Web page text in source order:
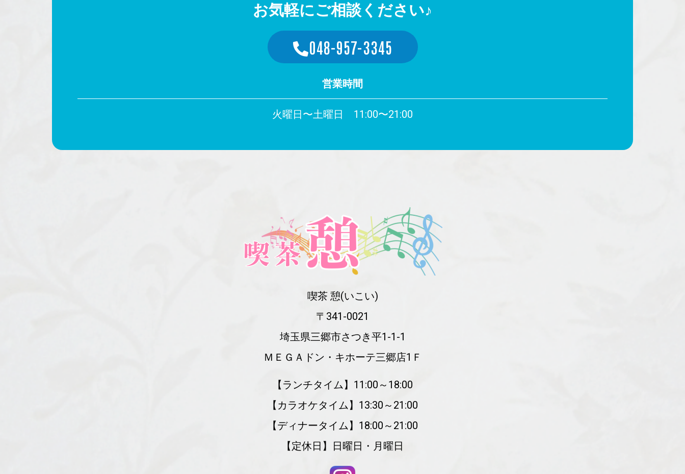
お気軽にご相談ください♪
048-957-3345
営業時間
火曜日〜土曜日 11:00〜21:00
喫茶 憩(いこい)
〒341-0021
埼玉県三郷市さつき平1-1-1
ＭＥＧＡドン・キホーテ三郷店1Ｆ
【ランチタイム】11:00～18:00
【カラオケタイム】13:30～21:00
【ディナータイム】18:00～21:00
【定休日】日曜日・月曜日